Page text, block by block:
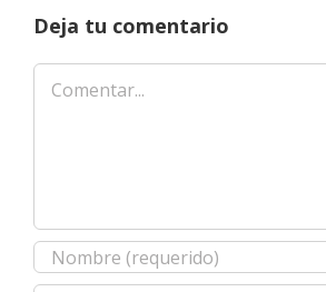
Deja tu comentario
Comentar